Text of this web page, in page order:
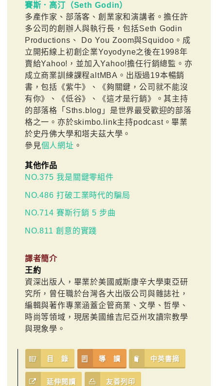
賽斯．高汀（Seth Godin）
多產作家、部落客、創業家和演講者。擔任許
多公司的創辦人與執行長，包括Seth Godin
Productions、 Do You Zoom與Squidoo。成
立開拓線上初創企業Yoyodyne之後在1998年
賣給Yahoo!，並加入Yahoo!擔任行銷總監。亦
成立商業訓練課程altMBA。出版過19本暢銷
書，包括《紫牛》、《夠關鍵，公司就不能沒
有你》、《低谷》、《這才是行銷》。其主持
的部落格「Sths.blog」是世界最受歡迎的部落
格之一。亦於skimbo.link主持podcast。畢業
於史丹佛大學和塔夫茲大學。
參見個人網址 。
其他作品
NO.375 我是關鍵零組件
NO.486 打破工業時代的騙局
NO.714 賽斯行銷 5 步曲
NO.811 創意的實踐
譯者簡介
王約
資深出版人，畢業於美國威斯康辛大學東亞研
究所，曾任職於台灣各大出版公司與雜誌社，
編輯與著作專業涵蓋企管商業、文學、哲學、
時尚等領域，現居美國維吉尼亞州攻讀宗教學
與現象學。
目 錄 導 讀 中英書摘
延伸閱讀 友善列印